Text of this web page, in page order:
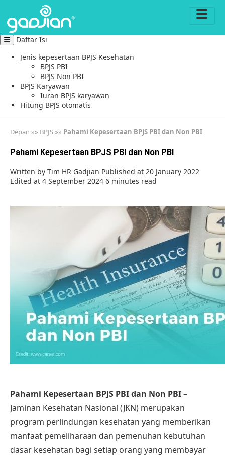
Daftar Isi
Jenis kepesertaan BPJS Kesehatan
BPJS PBI
BPJS Non PBI
BPJS Karyawan
Iuran BPJS karyawan
Hitung BPJS otomatis
Depan »» BPJS »» Pahami Kepesertaan BPJS PBI dan Non PBI
Pahami Kepesertaan BPJS PBI dan Non PBI
Written by Tim HR Gadjian Published at 20 January 2022
Edited at 4 September 2024 6 minutes read
Pahami Kepesertaan BPJS PBI dan Non PBI–
Jaminan Kesehatan Nasional (JKN) merupakan
program perlindungan kesehatan yang memberikan
manfaat pemeliharaan dan pemenuhan kebutuhan
dasar kesehatan bagi setiap orang yang membayar